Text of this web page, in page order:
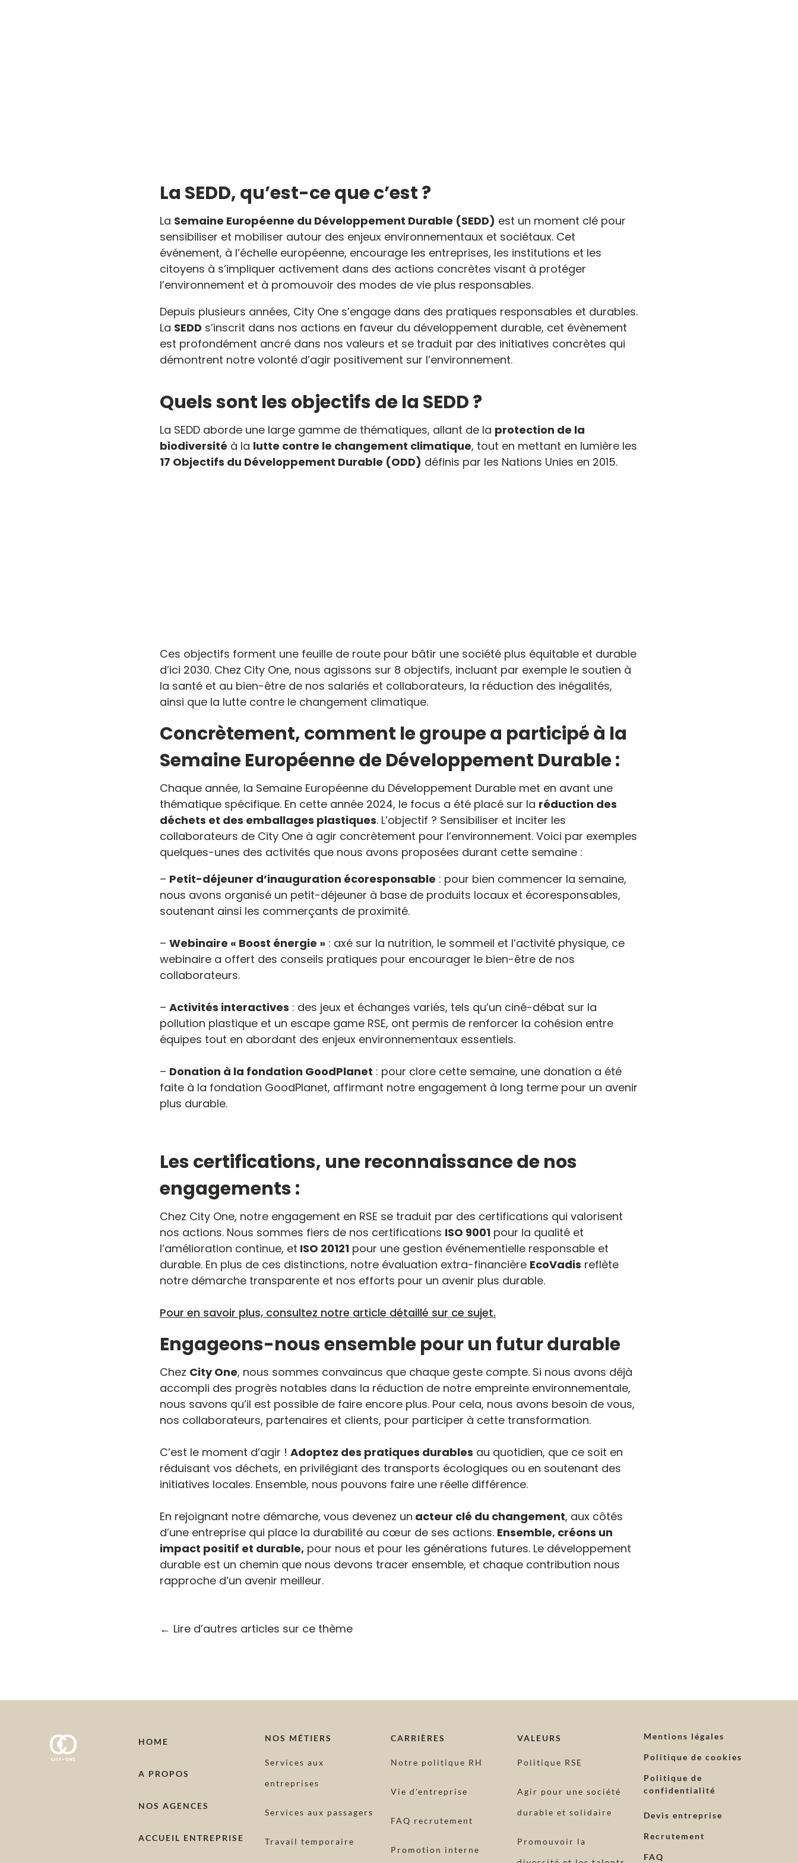
La SEDD, qu’est-ce que c’est ?
La Semaine Européenne du Développement Durable (SEDD) est un moment clé pour
sensibiliser et mobiliser autour des enjeux environnementaux et sociétaux. Cet
événement, à l’échelle européenne, encourage les entreprises, les institutions et les
citoyens à s’impliquer activement dans des actions concrètes visant à protéger
l’environnement et à promouvoir des modes de vie plus responsables.
Depuis plusieurs années, City One s’engage dans des pratiques responsables et durables.
La SEDD s’inscrit dans nos actions en faveur du développement durable, cet évènement
est profondément ancré dans nos valeurs et se traduit par des initiatives concrètes qui
démontrent notre volonté d’agir positivement sur l’environnement.
Quels sont les objectifs de la SEDD ?
La SEDD aborde une large gamme de thématiques, allant de la protection de la
biodiversité à la lutte contre le changement climatique, tout en mettant en lumière les
17 Objectifs du Développement Durable (ODD) définis par les Nations Unies en 2015.
Ces objectifs forment une feuille de route pour bâtir une société plus équitable et durable
d’ici 2030. Chez City One, nous agissons sur 8 objectifs, incluant par exemple le soutien à
la santé et au bien-être de nos salariés et collaborateurs, la réduction des inégalités,
ainsi que la lutte contre le changement climatique.
Concrètement, comment le groupe a participé à la
Semaine Européenne de Développement Durable :
Chaque année, la Semaine Européenne du Développement Durable met en avant une
thématique spécifique. En cette année 2024, le focus a été placé sur la réduction des
déchets et des emballages plastiques. L’objectif ? Sensibiliser et inciter les
collaborateurs de City One à agir concrètement pour l’environnement. Voici par exemples
quelques-unes des activités que nous avons proposées durant cette semaine :
– Petit-déjeuner d’inauguration écoresponsable : pour bien commencer la semaine,
nous avons organisé un petit-déjeuner à base de produits locaux et écoresponsables,
soutenant ainsi les commerçants de proximité.
– Webinaire « Boost énergie » : axé sur la nutrition, le sommeil et l’activité physique, ce
webinaire a offert des conseils pratiques pour encourager le bien-être de nos
collaborateurs.
– Activités interactives : des jeux et échanges variés, tels qu’un ciné-débat sur la
pollution plastique et un escape game RSE, ont permis de renforcer la cohésion entre
équipes tout en abordant des enjeux environnementaux essentiels.
– Donation à la fondation GoodPlanet : pour clore cette semaine, une donation a été
faite à la fondation GoodPlanet, affirmant notre engagement à long terme pour un avenir
plus durable.
Les certifications, une reconnaissance de nos
engagements :
Chez City One, notre engagement en RSE se traduit par des certifications qui valorisent
nos actions. Nous sommes fiers de nos certifications ISO 9001pour la qualité et
l’amélioration continue, et ISO 20121pour une gestion événementielle responsable et
durable. En plus de ces distinctions, notre évaluation extra-financière EcoVadis reflète
notre démarche transparente et nos efforts pour un avenir plus durable.
Pour en savoir plus, consultez notre article détaillé sur ce sujet.
Engageons-nous ensemble pour un futur durable
Chez City One, nous sommes convaincus que chaque geste compte. Si nous avons déjà
accompli des progrès notables dans la réduction de notre empreinte environnementale,
nous savons qu’il est possible de faire encore plus. Pour cela, nous avons besoin de vous,
nos collaborateurs, partenaires et clients, pour participer à cette transformation.
C’est le moment d’agir ! Adoptez des pratiques durables au quotidien, que ce soit en
réduisant vos déchets, en privilégiant des transports écologiques ou en soutenant des
initiatives locales. Ensemble, nous pouvons faire une réelle différence.
En rejoignant notre démarche, vous devenez un acteur clé du changement, aux côtés
d’une entreprise qui place la durabilité au cœur de ses actions. Ensemble, créons un
impact positif et durable,pour nous et pour les générations futures. Le développement
durable est un chemin que nous devons tracer ensemble, et chaque contribution nous
rapproche d’un avenir meilleur.
← Lire d’autres articles sur ce thème
HOME
A PROPOS
NOS AGENCES
ACCUEIL ENTREPRISE
NOS MÉTIERS
Services aux
entreprises
Services aux passagers
Travail temporaire
CARRIÈRES
Notre politique RH
Vie d'entreprise
FAQ recrutement
Promotion interne
VALEURS
Politique RSE
Agir pour une société
durable et solidaire
Promouvoir la
Mentions légales
Politique de cookies
Politique de
confidentialité
Devis entreprise
Recrutement
FAQ